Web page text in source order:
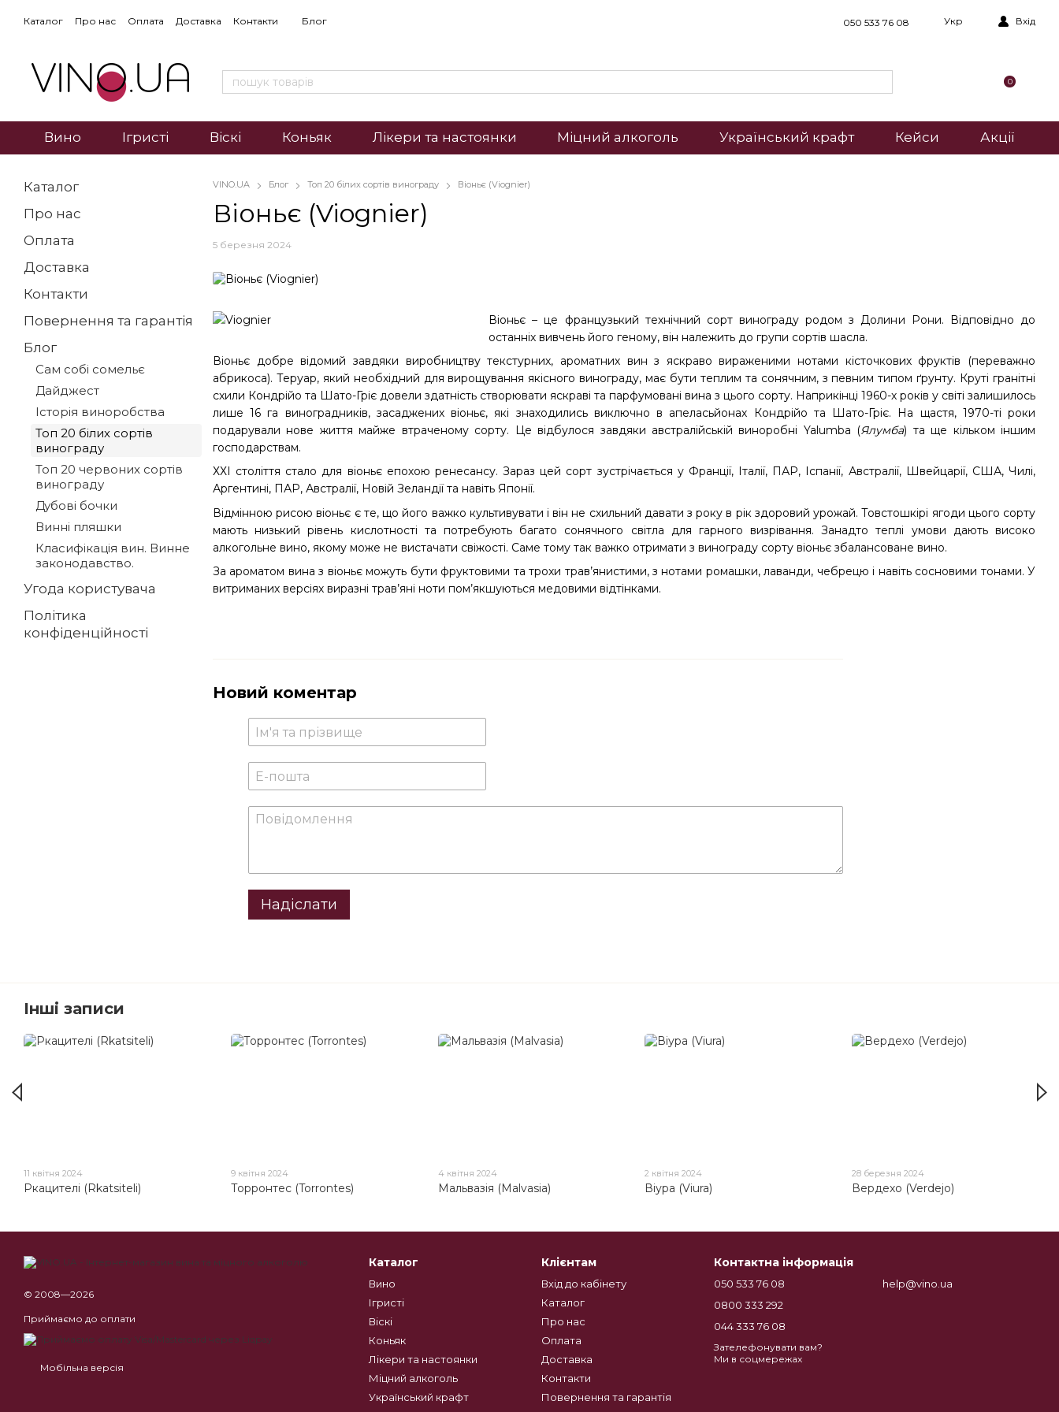
Каталог Про нас Оплата Доставка Контакти Блог 050 533 76 08 Укр Вхід
0
Вино Ігристі Віскі Коньяк Лікери та настоянки Міцний алкоголь Український крафт Кейси Акції
VINO.UA Блог Топ 20 білих сортів винограду Віоньє (Viognier)
Віоньє (Viognier)
5 березня 2024
Віоньє – це французький технічний сорт винограду родом з Долини Рони. Відповідно до
останніх вивчень його геному, він належить до групи сортів шасла.
Віоньє добре відомий завдяки виробництву текстурних, ароматних вин з яскраво вираженими нотами кісточкових фруктів (переважно
абрикоса). Теруар, який необхідний для вирощування якісного винограду, має бути теплим та сонячним, з певним типом ґрунту. Круті гранітні
схили Кондрійо та Шато-Гріє довели здатність створювати яскраві та парфумовані вина з цього сорту. Наприкінці 1960-х років у світі залишилось
лише 16 га виноградників, засаджених віоньє, які знаходились виключно в апеласьйонах Кондрійо та Шато-Гріє. На щастя, 1970-ті роки
подарували нове життя майже втраченому сорту. Це відбулося завдяки австралійській виноробні Yalumba (Ялумба) та ще кільком іншим
господарствам.
ХХІ століття стало для віоньє епохою ренесансу. Зараз цей сорт зустрічається у Франції, Італії, ПАР, Іспанії, Австралії, Швейцарії, США, Чилі,
Аргентині, ПАР, Австралії, Новій Зеландії та навіть Японії.
Відмінною рисою віоньє є те, що його важко культивувати і він не схильний давати з року в рік здоровий урожай. Товстошкірі ягоди цього сорту
мають низький рівень кислотності та потребують багато сонячного світла для гарного визрівання. Занадто теплі умови дають високо
алкогольне вино, якому може не вистачати свіжості. Саме тому так важко отримати з винограду сорту віоньє збалансоване вино.
За ароматом вина з віоньє можуть бути фруктовими та трохи трав’янистими, з нотами ромашки, лаванди, чебрецю і навіть сосновими тонами. У
витриманих версіях виразні трав’яні ноти пом’якшуються медовими відтінками.
Новий коментар
Надіслати
Каталог
Про нас
Оплата
Доставка
Контакти
Повернення та гарантія
Блог
Сам собі сомельє
Дайджест
Історія виноробства
Топ 20 білих сортів
винограду
Топ 20 червоних сортів
винограду
Дубові бочки
Винні пляшки
Класифікація вин. Винне
законодавство.
Угода користувача
Політика
конфіденційності
Інші записи
11 квітня 2024
Ркацителі (Rkatsiteli)
9 квітня 2024
Торронтес (Torrontes)
4 квітня 2024
Мальвазія (Malvasia)
2 квітня 2024
Віура (Viura)
28 березня 2024
Вердехо (Verdejo)
© 2008—2026
Приймаємо до оплати
Мобільна версія
Каталог
Вино
Ігристі
Віскі
Коньяк
Лікери та настоянки
Міцний алкоголь
Український крафт
Клієнтам
Вхід до кабінету
Каталог
Про нас
Оплата
Доставка
Контакти
Повернення та гарантія
Контактна інформація
050 533 76 08
0800 333 292
044 333 76 08
Зателефонувати вам?
help@vino.ua
Ми в соцмережах